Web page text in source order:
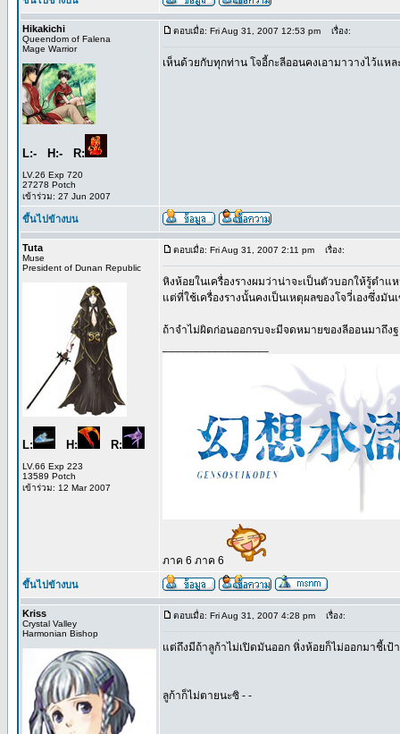
Hikakichi
Queendom of Falena
Mage Warrior
L:- H:- R:
LV.26 Exp 720
27278 Potch
เข้าร่วม: 27 Jun 2007
ตอบเมื่อ: Fri Aug 31, 2007 12:53 pm เรื่อง:
เห็นด้วยกับทุกท่าน โจอี้กะลีออนคงเอามาวางไว้แห
ขึ้นไปข้างบน
Tuta
Muse
President of Dunan Republic
L: H: R:
LV.66 Exp 223
13589 Potch
เข้าร่วม: 12 Mar 2007
ตอบเมื่อ: Fri Aug 31, 2007 2:11 pm เรื่อง:
หิงห้อยในเครื่องรางผมว่าน่าจะเป็นตัวบอกให้รู้ตำแ
แต่ที่ใช้เครื่องรางนั้นคงเป็นเหตุผลของโจวี่เองซึ่งมั
ถ้าจำไม่ผิดก่อนออกรบจะมีจดหมายของลีออนมาถึง
ภาค 6 ภาค 6
ขึ้นไปข้างบน
Kriss
Crystal Valley
Harmonian Bishop
ตอบเมื่อ: Fri Aug 31, 2007 4:28 pm เรื่อง:
แต่ถึงมีถ้าลูก้าไม่เปิดมันออก หิ่งห้อยก็ไม่ออกมาชี้เป้า
ลูก้าก็ไม่ตายนะซิ - -